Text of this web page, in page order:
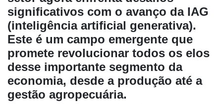
Notícias
Destaque
Mercado
de
significativos com o avanço da IAG
(inteligência artificial generativa).
Este é um campo emergente que
promete revolucionar todos os elos
desse importante segmento da
economia, desde a produção até a
gestão agropecuária.